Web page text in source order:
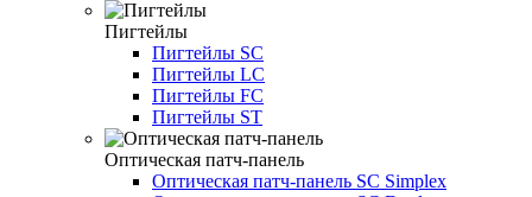
Пигтейлы
Пигтейлы SC
Пигтейлы LC
Пигтейлы FC
Пигтейлы ST
Оптическая патч-панель
Оптическая патч-панель SC Simplex